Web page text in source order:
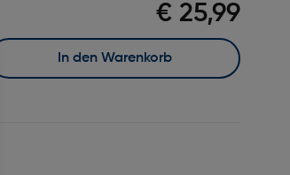
€ 25,99
In den Warenkorb